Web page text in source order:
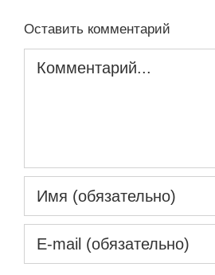
Оставить комментарий